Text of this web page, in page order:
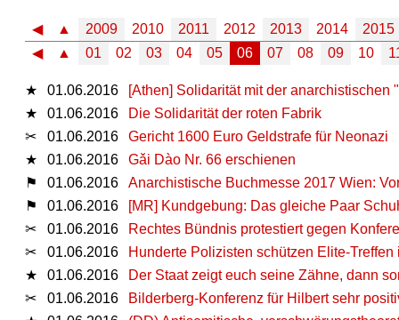
◀ ▲ 2009 2010 2011 2012 2013 2014
2015
◀
▲ 01 02 03 04 05 06 07 08 09 10
★ 01.06.2016
[Athen] Solidarität mit der
★
01.06.2016
Die Solidarität der roten Fabrik
✂
01.06.2016
Gericht 1600 Euro Geldstrafe für Neonazi
★
01.06.2016
Gǎi Dào Nr. 66 erschienen
⚑
01.06.2016
Anarchistische Buchmesse 2017 Wien:
⚑
01.06.2016
[MR] Kundgebung: Das gleiche Paar
✂
01.06.2016
Rechtes Bündnis protestiert gegen
✂
01.06.2016
Hunderte Polizisten schützen Elite-Treffen
★
01.06.2016
Der Staat zeigt euch seine Zähne, dann
✂
01.06.2016
Bilderberg-Konferenz für Hilbert sehr